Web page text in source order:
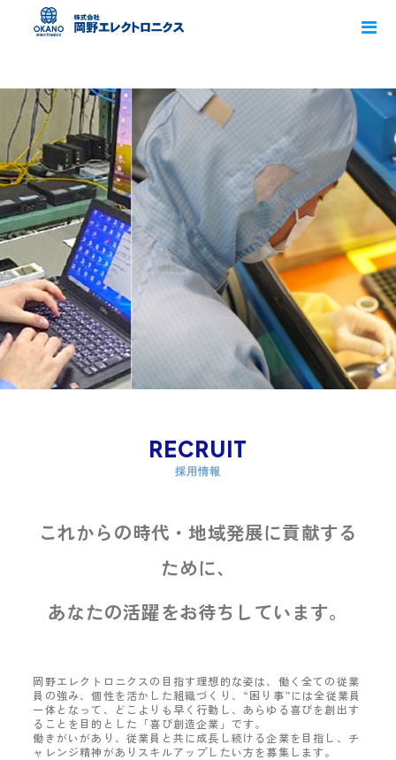
RECRUIT
採用情報
これからの時代・地域発展に貢献する
ために、
あなたの活躍をお待ちしています。
岡野エレクトロニクスの目指す理想的な姿は、働く全ての従業
員の強み、個性を活かした組織づくり、“困り事”には全従業員
一体となって、どこよりも早く行動し、あらゆる喜びを創出す
ることを目的とした「喜び創造企業」です。
働きがいがあり、従業員と共に成長し続ける企業を目指し、チ
ャレンジ精神がありスキルアップしたい方を募集します。